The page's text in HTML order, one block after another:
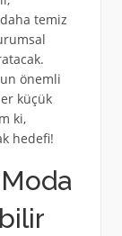
temiz
önemli
küçük
ki,
hedefi!